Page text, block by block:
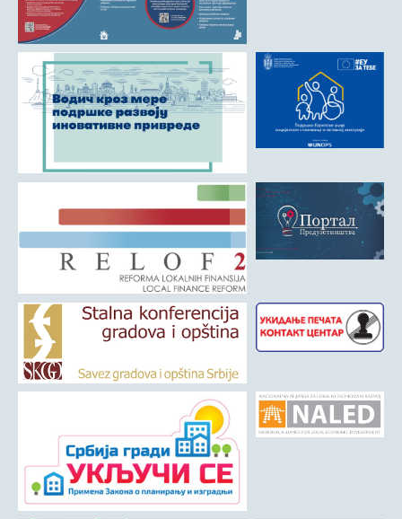
Урбанизам и грађевинарство
Борачко-инвалидска заштита
Служба за пољопривреду, водопривреду и заштиту животне
средине
Приватно предузетништво